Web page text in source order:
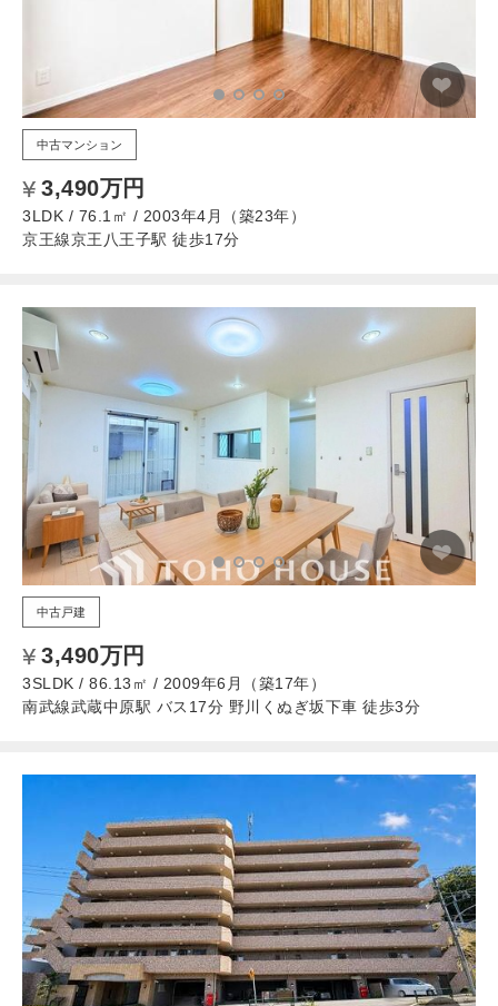
中古マンション
3,490万円
3LDK / 76.1㎡ / 2003年4月（築23年）
京王線京王八王子駅 徒歩17分
中古戸建
3,490万円
3SLDK / 86.13㎡ / 2009年6月（築17年）
南武線武蔵中原駅 バス17分 野川くぬぎ坂下車 徒歩3分